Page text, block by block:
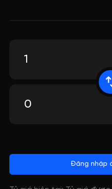
Đăng nhập